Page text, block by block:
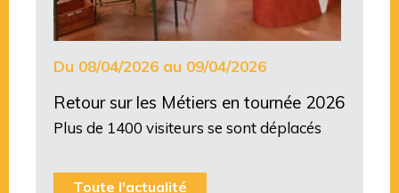
Du 08/04/2026 au 09/04/2026
Retour sur les Métiers en tournée 2026
Plus de 1400 visiteurs se sont déplacés
Toute l'actualité